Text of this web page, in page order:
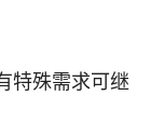
特殊需求可继